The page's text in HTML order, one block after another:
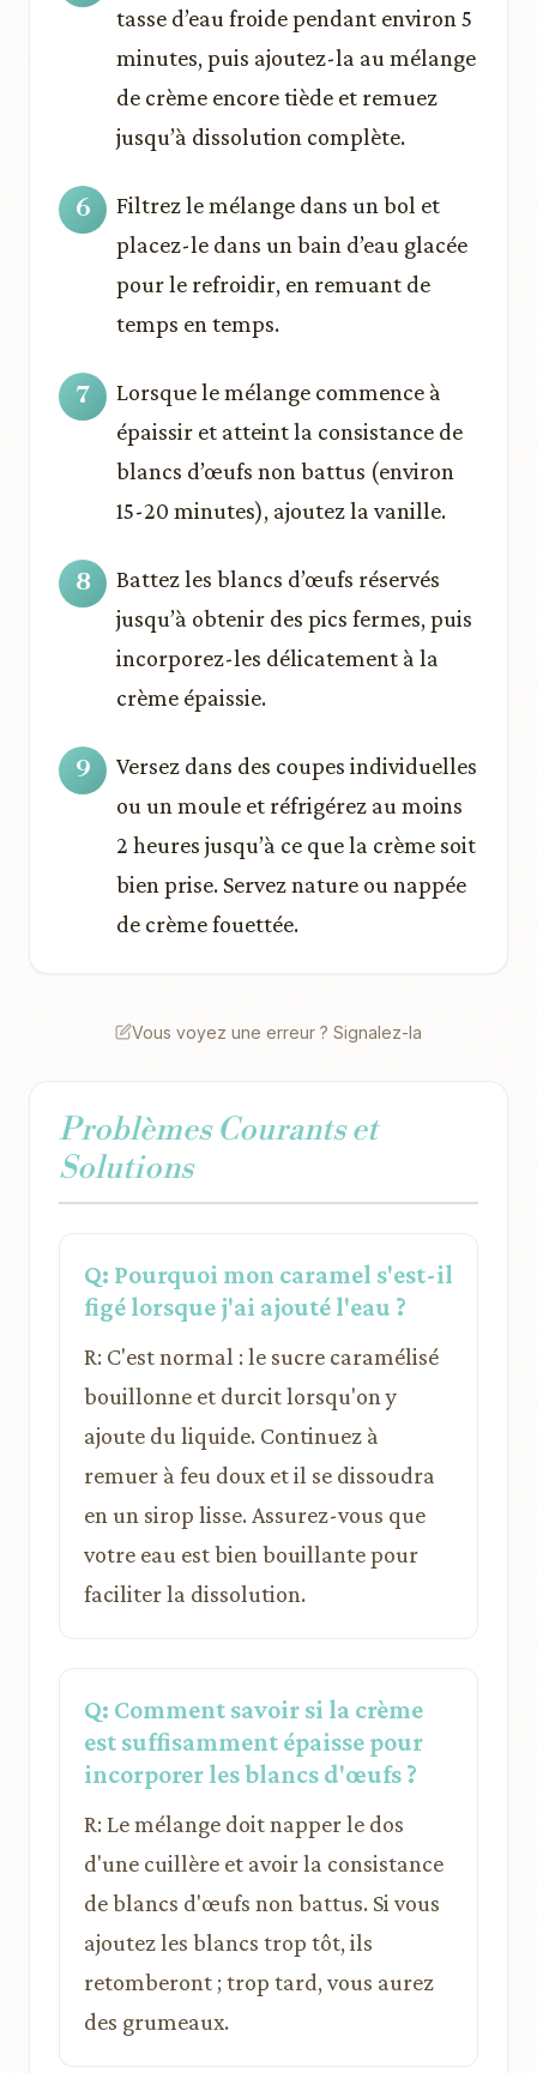
tasse d’eau froide pendant environ 5
minutes, puis ajoutez-la au mélange
de crème encore tiède et remuez
jusqu’à dissolution complète.
Filtrez le mélange dans un bol et
placez-le dans un bain d’eau glacée
pour le refroidir, en remuant de
temps en temps.
Lorsque le mélange commence à
épaissir et atteint la consistance de
blancs d’œufs non battus (environ
15-20 minutes), ajoutez la vanille.
Battez les blancs d’œufs réservés
jusqu’à obtenir des pics fermes, puis
incorporez-les délicatement à la
crème épaissie.
Versez dans des coupes individuelles
ou un moule et réfrigérez au moins
2 heures jusqu’à ce que la crème soit
bien prise. Servez nature ou nappée
de crème fouettée.
Vous voyez une erreur ? Signalez-la
Problèmes Courants et
Solutions
Q: Pourquoi mon caramel s'est-il
figé lorsque j'ai ajouté l'eau ?
R: C'est normal : le sucre caramélisé
bouillonne et durcit lorsqu'on y
ajoute du liquide. Continuez à
remuer à feu doux et il se dissoudra
en un sirop lisse. Assurez-vous que
votre eau est bien bouillante pour
faciliter la dissolution.
Q: Comment savoir si la crème
est suffisamment épaisse pour
incorporer les blancs d'œufs ?
R: Le mélange doit napper le dos
d'une cuillère et avoir la consistance
de blancs d'œufs non battus. Si vous
ajoutez les blancs trop tôt, ils
retomberont ; trop tard, vous aurez
des grumeaux.